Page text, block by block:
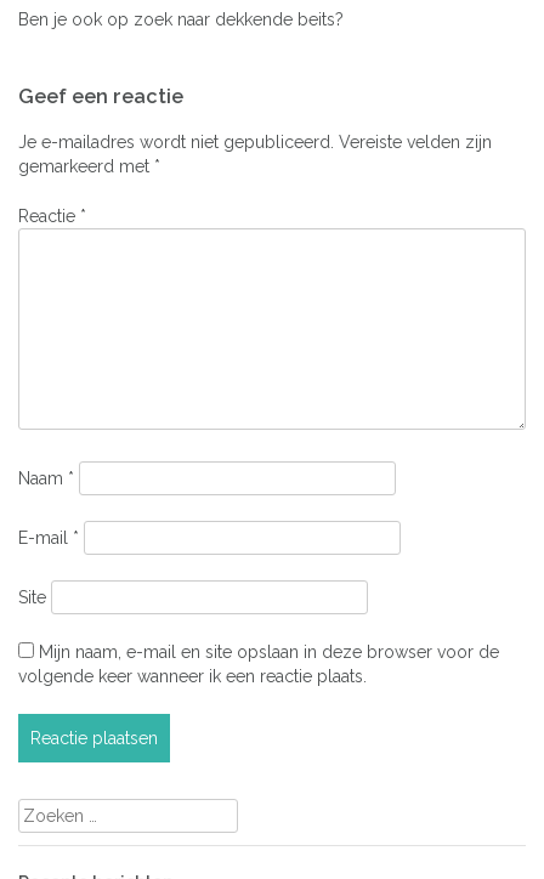
Ben je ook op zoek naar dekkende beits?
navigatie
Geef een reactie
Je e-mailadres wordt niet gepubliceerd. Vereiste velden zijn
gemarkeerd met *
Reactie *
Naam *
E-mail *
Site
Mijn naam, e-mail en site opslaan in deze browser voor de
volgende keer wanneer ik een reactie plaats.
Zoeken
naar: